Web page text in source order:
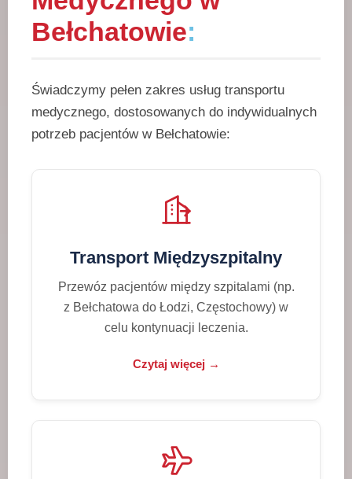
Bełchatowie:
Świadczymy pełen zakres usług transportu
medycznego, dostosowanych do indywidualnych
potrzeb pacjentów w Bełchatowie:
Transport Międzyszpitalny
Przewóz pacjentów między szpitalami (np.
z Bełchatowa do Łodzi, Częstochowy) w
celu kontynuacji leczenia.
Czytaj więcej →